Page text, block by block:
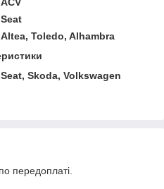
Seat
Altea, Toledo, Alhambra
Seat, Skoda, Volkswagen
передоплаті.